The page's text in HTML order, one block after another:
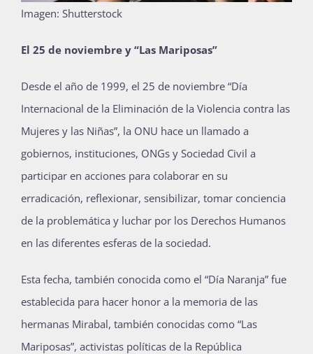
Imagen: Shutterstock
El 25 de noviembre y “Las Mariposas”
Desde el año de 1999, el 25 de noviembre “Día
Internacional de la Eliminación de la Violencia contra las
Mujeres y las Niñas”, la ONU hace un llamado a
gobiernos, instituciones, ONGs y Sociedad Civil a
participar en acciones para colaborar en su
erradicación, reflexionar, sensibilizar, tomar conciencia
de la problemática y luchar por los Derechos Humanos
en las diferentes esferas de la sociedad.
Esta fecha, también conocida como el “Día Naranja” fue
establecida para hacer honor a la memoria de las
hermanas Mirabal, también conocidas como “Las
Mariposas”, activistas políticas de la República